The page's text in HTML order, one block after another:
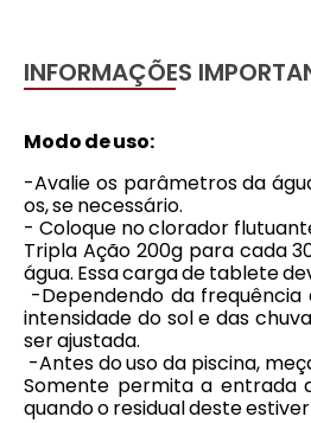
INFORMAÇÕES
Modo de uso:
-Avalie os parâmetros da
os, se necessário.
- Coloque no clorador
Tripla Ação 200g para cada
água. Essa carga de tablete
-Dependendo da frequência
intensidade do sol e das
ser ajustada.
-Antes do uso da piscina,
Somente permita a entrada
quando o residual deste estiver